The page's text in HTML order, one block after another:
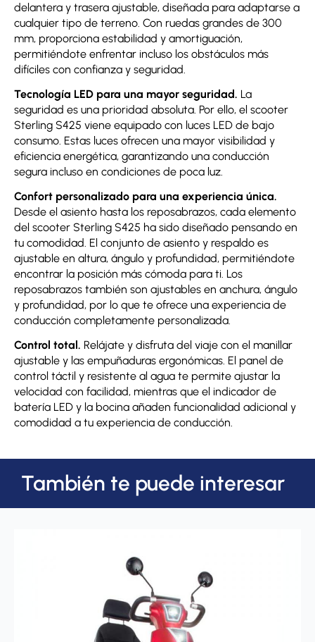
delantera y trasera ajustable, diseñada para adaptarse a
cualquier tipo de terreno. Con ruedas grandes de 300
mm, proporciona estabilidad y amortiguación,
permitiéndote enfrentar incluso los obstáculos más
difíciles con confianza y seguridad.
Tecnología LED para una mayor seguridad. La
seguridad es una prioridad absoluta. Por ello, el scooter
Sterling S425 viene equipado con luces LED de bajo
consumo. Estas luces ofrecen una mayor visibilidad y
eficiencia energética, garantizando una conducción
segura incluso en condiciones de poca luz.
Confort personalizado para una experiencia única.
Desde el asiento hasta los reposabrazos, cada elemento
del scooter Sterling S425 ha sido diseñado pensando en
tu comodidad. El conjunto de asiento y respaldo es
ajustable en altura, ángulo y profundidad, permitiéndote
encontrar la posición más cómoda para ti. Los
reposabrazos también son ajustables en anchura, ángulo
y profundidad, por lo que te ofrece una experiencia de
conducción completamente personalizada.
Control total. Relájate y disfruta del viaje con el manillar
ajustable y las empuñaduras ergonómicas. El panel de
control táctil y resistente al agua te permite ajustar la
velocidad con facilidad, mientras que el indicador de
batería LED y la bocina añaden funcionalidad adicional y
comodidad a tu experiencia de conducción.
También te puede interesar